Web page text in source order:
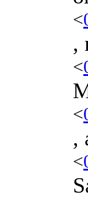
<
,
<
<
,
<